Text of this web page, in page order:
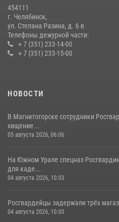
08 июля 2026, 12:05
454111
г. Челябинск,
ул. Степана Разина, д. 6 в
Телефоны дежурной части:
+ 7 (351) 233-14-00
+ 7 (351) 233-15-00
НОВОСТИ
В Магнитогорске сотрудники
хищение...
05 августа 2026, 06:06
На Южном Урале спецназ
для каде...
04 августа 2026, 10:03
Росгвардейцы задержали трёх
04 августа 2026, 10:00